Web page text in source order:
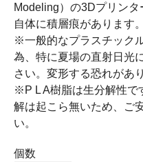
Modeling）の3Dプリン
自体に積層痕があります。
※一般的なプラスチック
為、特に夏場の直射日光
さい。変形する恐れがあ
※P L A樹脂は生分解性で
解は起こら無いため、ご
い。
個数